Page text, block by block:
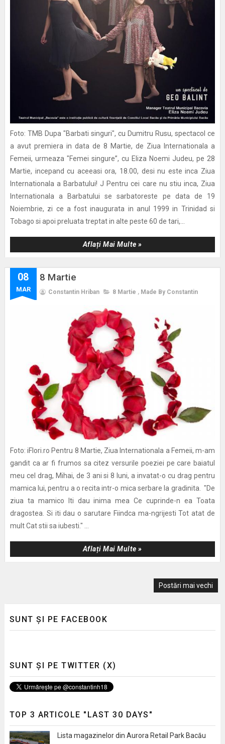
Foto: TMB Dupa "Barbati singuri", cu Dumitru Rusu, spectacol ce
a avut premiera in data de 8 Martie, de Ziua Internationala a
Femeii, urmeaza "Femei singure”, cu Eliza Noemi Judeu, pe 28
Martie, incepand cu aceeasi ora, 18.00, desi nu este inca Ziua
Internationala a Barbatului! J Pentru cei care nu stiu inca, Ziua
Internationala a Barbatului se sarbatoreste pe data de 19
Noiembrie, zi ce a fost inaugurata in anul 1999 in Trinidad si
Tobago si apoi preluata treptat in alte peste 60 de tari,...
Aflați Mai Multe »
08
MAR
8 Martie
Constantin Hriban 8 Martie , Made By Constantin
Foto: iFlori.ro Pentru 8 Martie, Ziua Internationala a Femeii, m-am
gandit ca ar fi frumos sa citez versurile poeziei pe care baiatul
meu cel drag, Mihai, de 3 ani si 8 luni, a invatat-o cu drag pentru
mamica lui, pentru a o recita intr-o mica serbare la gradinita. "De
ziua ta mamico Iti dau inima mea Ce cuprinde-n ea Toata
dragostea. Si iti dau o sarutare Fiindca ma-ngrijesti Tot atat de
mult Cat stii sa iubesti." ...
Aflați Mai Multe »
Postări mai vechi
SUNT ȘI PE FACEBOOK
SUNT ȘI PE TWITTER (X)
TOP 3 ARTICOLE "LAST 30 DAYS"
Lista magazinelor din Aurora Retail Park Bacău